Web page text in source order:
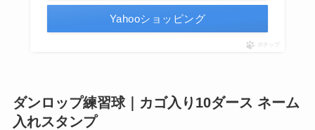
Yahooショッピング
ポチップ
ダンロップ練習球｜カゴ入り10ダース ネーム
入れスタンプ